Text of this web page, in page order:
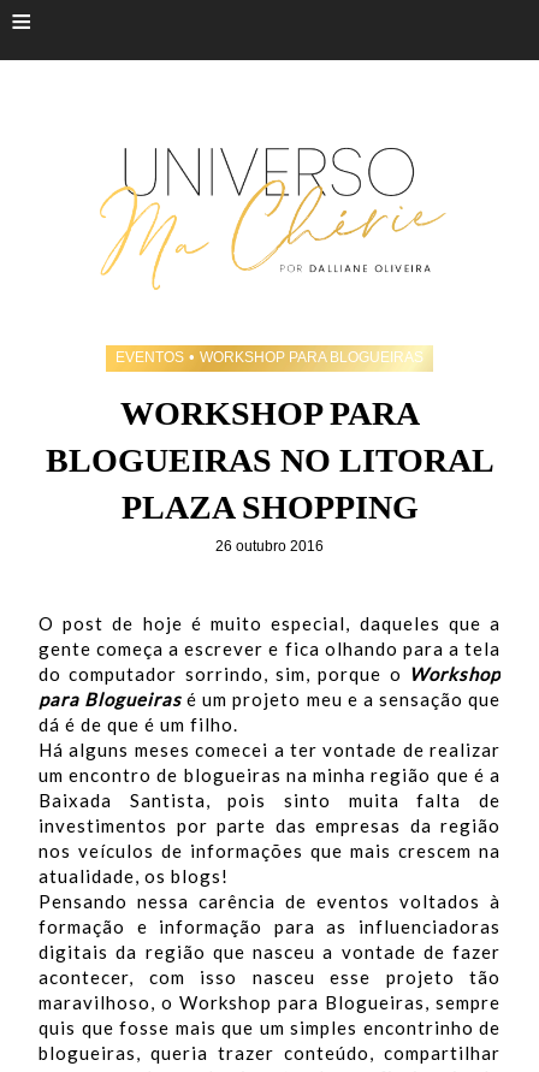
≡
EVENTOS • WORKSHOP PARA BLOGUEIRAS
WORKSHOP PARA
BLOGUEIRAS NO LITORAL
PLAZA SHOPPING
26 outubro 2016
O post de hoje é muito especial, daqueles que a
gente começa a escrever e fica olhando para a tela
do computador sorrindo, sim, porque o Workshop
para Blogueiras é um projeto meu e a sensação que
dá é de que é um filho.
Há alguns meses comecei a ter vontade de realizar
um encontro de blogueiras na minha região que é a
Baixada Santista, pois sinto muita falta de
investimentos por parte das empresas da região
nos veículos de informações que mais crescem na
atualidade, os blogs!
Pensando nessa carência de eventos voltados à
formação e informação para as influenciadoras
digitais da região que nasceu a vontade de fazer
acontecer, com isso nasceu esse projeto tão
maravilhoso, o Workshop para Blogueiras, sempre
quis que fosse mais que um simples encontrinho de
blogueiras, queria trazer conteúdo, compartilhar